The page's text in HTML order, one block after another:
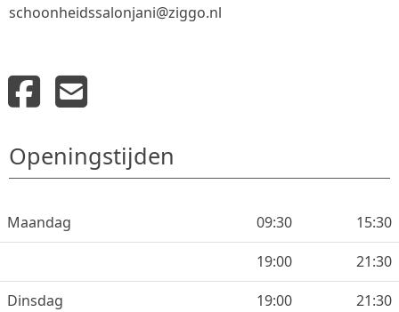
schoonheidssalonjani@ziggo.nl
Openingstijden
Maandag 09:30
15:30
19:00
21:30
Dinsdag
19:00
21:30